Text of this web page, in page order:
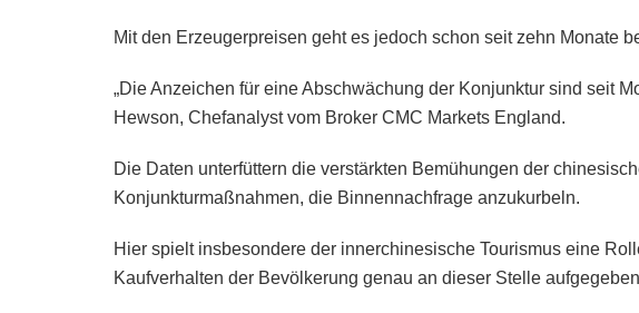
Mit den Erzeugerpreisen geht es jedoch schon seit zehn Monate
„Die Anzeichen für eine Abschwächung der Konjunktur sind seit
Hewson, Chefanalyst vom Broker CMC Markets England.
Die Daten unterfüttern die verstärkten Bemühungen der
Konjunkturmaßnahmen, die Binnennachfrage anzukurbeln.
Hier spielt insbesondere der innerchinesische Tourismus eine
Kaufverhalten der Bevölkerung genau an dieser Stelle